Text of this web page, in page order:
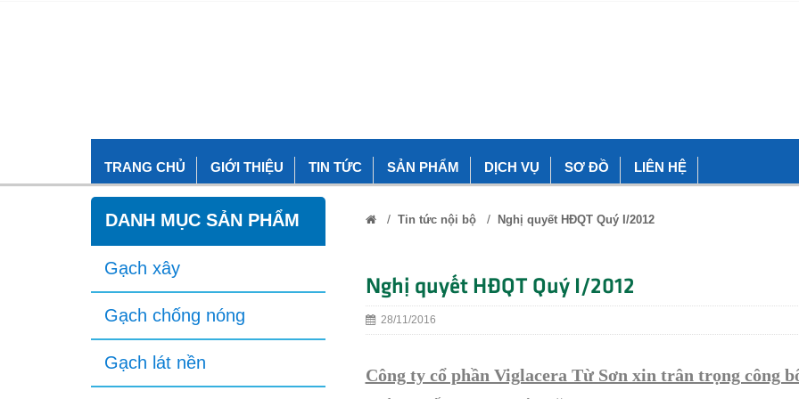
TRANG CHỦ GIỚI THIỆU TIN TỨC SẢN PHẨM DỊCH VỤ SƠ ĐỒ LIÊN HỆ
DANH MỤC SẢN PHẨM
Gạch xây
Gạch chống nóng
Gạch lát nền
/ Tin tức nội bộ/ Nghị quyết HĐQT Quý I/2012
Nghị quyết HĐQT Quý I/2012
28/11/2016
Công ty cổ phần Viglacera Từ Sơn xin trân trọng công